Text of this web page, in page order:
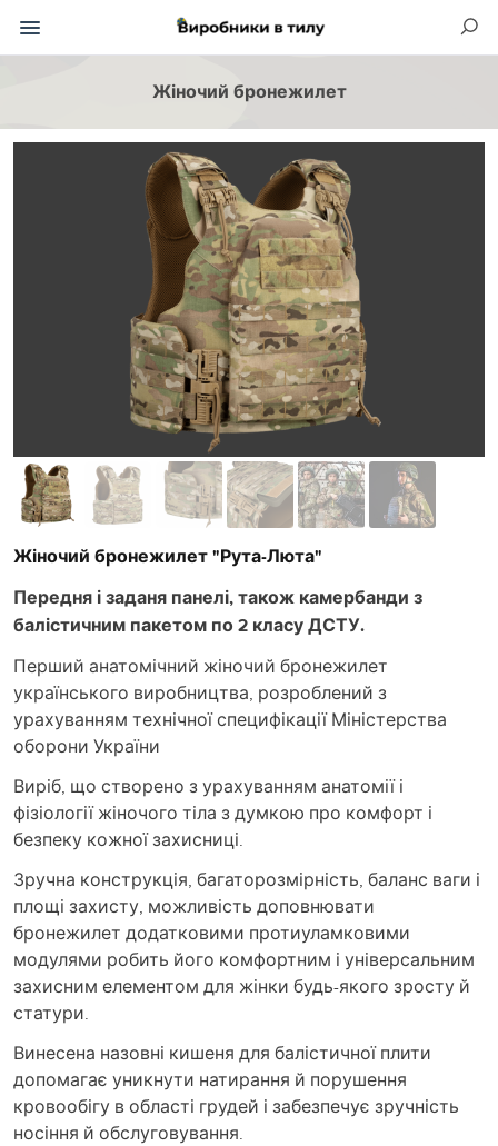
Жіночий бронежилет
Жіночий бронежилет "Рута-Люта"
Передня і заданя панелі, також камербанди з
балістичним пакетом по 2 класу ДСТУ.
Перший анатомічний жіночий бронежилет
українського виробництва, розроблений з
урахуванням технічної специфікації Міністерства
оборони України
Виріб, що створено з урахуванням анатомії і
фізіології жіночого тіла з думкою про комфорт і
безпеку кожної захисниці.
Зручна конструкція, багаторозмірність, баланс ваги і
площі захисту, можливість доповнювати
бронежилет додатковими протиуламковими
модулями робить його комфортним і універсальним
захисним елементом для жінки будь-якого зросту й
статури.
Винесена назовні кишеня для балістичної плити
допомагає уникнути натирання й порушення
кровообігу в області грудей і забезпечує зручність
носіння й обслуговування.